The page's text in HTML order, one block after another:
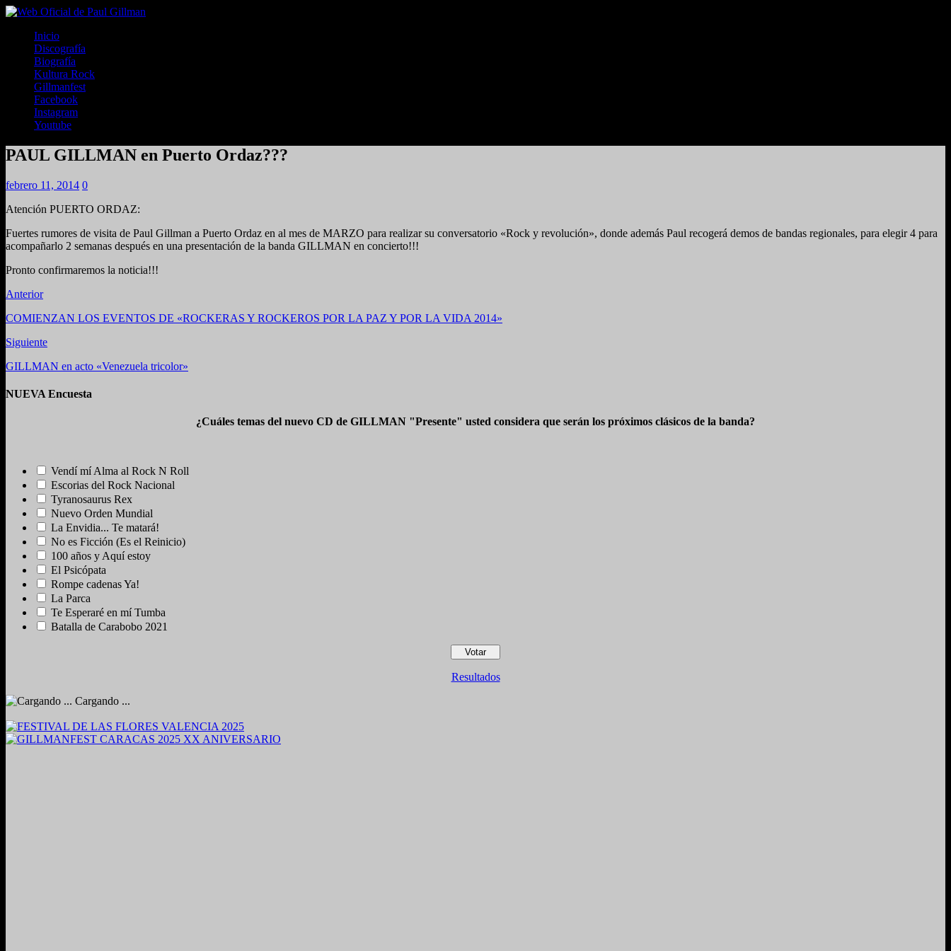
Inicio
Discografía
Biografía
Kultura Rock
Gillmanfest
Facebook
Instagram
Youtube
PAUL GILLMAN en Puerto Ordaz???
febrero 11, 2014 0
Atención PUERTO ORDAZ:
Fuertes rumores de visita de Paul Gillman a Puerto Ordaz en al mes de MARZO para realizar su conversatorio «Rock y revolución», donde además Paul recogerá demos de bandas regionales, para elegir 4 para
acompañarlo 2 semanas después en una presentación de la banda GILLMAN en concierto!!!
Pronto confirmaremos la noticia!!!
Anterior
COMIENZAN LOS EVENTOS DE «ROCKERAS Y ROCKEROS POR LA PAZ Y POR LA VIDA 2014»
Siguiente
GILLMAN en acto «Venezuela tricolor»
NUEVA Encuesta
¿Cuáles temas del nuevo CD de GILLMAN "Presente" usted considera que serán los próximos clásicos de la banda?
Vendí mí Alma al Rock N Roll
Escorias del Rock Nacional
Tyranosaurus Rex
Nuevo Orden Mundial
La Envidia... Te matará!
No es Ficción (Es el Reinicio)
100 años y Aquí estoy
El Psicópata
Rompe cadenas Ya!
La Parca
Te Esperaré en mí Tumba
Batalla de Carabobo 2021
Resultados
Cargando ...